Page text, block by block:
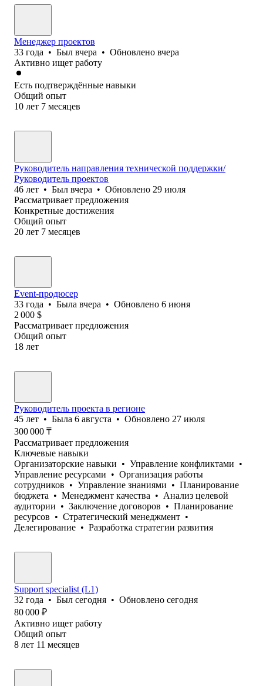
Менеджер проектов
33 года • Был вчера • Обновлено вчера
Активно ищет работу
Есть подтверждённые навыки
Общий опыт
10 лет 7 месяцев
Руководитель направления технической поддержки/
Руководитель проектов
46 лет • Был вчера • Обновлено 29 июля
Рассматривает предложения
Конкретные достижения
Общий опыт
20 лет 7 месяцев
Event-продюсер
33 года • Была вчера • Обновлено 6 июня
2 000 $
Рассматривает предложения
Общий опыт
18 лет
Руководитель проекта в регионе
45 лет • Была 6 августа • Обновлено 27 июля
300 000 ₸
Рассматривает предложения
Ключевые навыки
Организаторские навыки • Управление конфликтами •
Управление ресурсами • Организация работы
сотрудников • Управление знаниями‎ • Планирование
бюджета • Менеджмент качества • Анализ целевой
аудитории • Заключение договоров • Планирование
ресурсов • Стратегический менеджмент •
Делегирование • Разработка стратегии развития
Support specialist (L1)
32 года • Был сегодня • Обновлено сегодня
80 000 ₽
Активно ищет работу
Общий опыт
8 лет 11 месяцев